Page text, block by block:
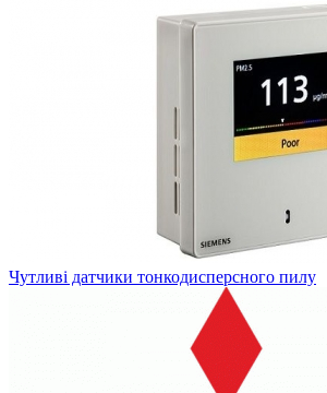
Чутливі датчики тонкодисперсного пилу